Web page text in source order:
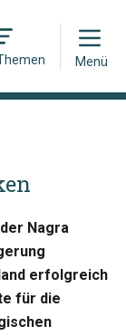
Open
Menü
Nagra
erfolgreich
für die